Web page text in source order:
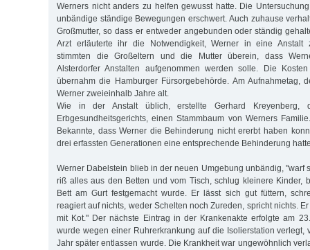
Werners nicht anders zu helfen gewusst hatte. Die
unbändige ständige Bewegungen erschwert. Auch zuhause
Großmutter, so dass er entweder angebunden oder ständig
Arzt erläuterte ihr die Notwendigkeit, Werner in eine Anstalt
stimmten die Großeltern und die Mutter überein, dass
Alsterdorfer Anstalten aufgenommen werden solle. Die
übernahm die Hamburger Fürsorgebehörde. Am Aufnahmetag,
Werner zweieinhalb Jahre alt.
Wie in der Anstalt üblich, erstellte Gerhard Kreyenberg,
Erbgesundheitsgerichts, einen Stammbaum von Werners
Bekannte, dass Werner die Behinderung nicht ererbt haben
drei erfassten Generationen eine entsprechende Behinderung
Werner Dabelstein blieb in der neuen Umgebung unbändig, "warf
riß alles aus den Betten und vom Tisch, schlug kleinere Kinder,
Bett am Gurt festgemacht wurde. Er lässt sich gut füttern,
reagiert auf nichts, weder Schelten noch Zureden, spricht nichts.
mit Kot." Der nächste Eintrag in der Krankenakte erfolgte am
wurde wegen einer Ruhrerkrankung auf die Isolierstation verlegt,
Jahr später entlassen wurde. Die Krankheit war ungewöhnlich